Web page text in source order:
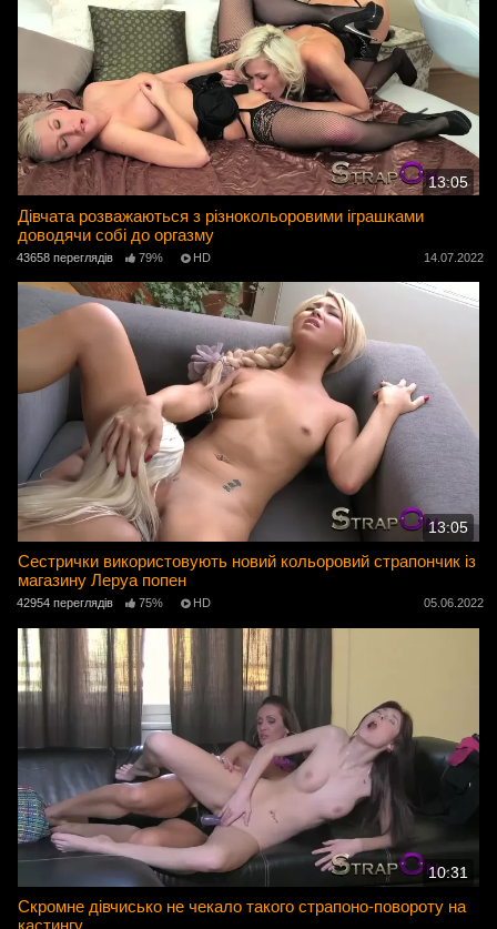
13:05
Дівчата розважаються з різнокольоровими іграшками
доводячи собі до оргазму
43658 переглядів 79% HD 14.07.2022
13:05
Сестрички використовують новий кольоровий страпончик із
магазину Леруа попен
42954 переглядів 75% HD 05.06.2022
10:31
Скромне дівчисько не чекало такого страпоно-повороту на